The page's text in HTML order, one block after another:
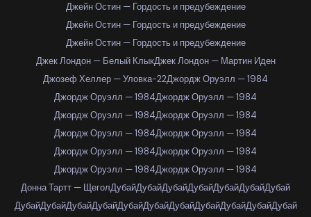
Джейн Остин — Гордость и предубеждение
Джейн Остин — Гордость и предубеждение
Джейн Остин — Гордость и предубеждение
Джек Лондон — Белый КлыкДжек Лондон — Мартин Иден
Джозеф Хеллер — Уловка-22Джордж Оруэлл — 1984
Джордж Оруэлл — 1984Джордж Оруэлл — 1984
Джордж Оруэлл — 1984Джордж Оруэлл — 1984
Джордж Оруэлл — 1984Джордж Оруэлл — 1984
Джордж Оруэлл — 1984Джордж Оруэлл — 1984
Джордж Оруэлл — 1984Джордж Оруэлл — 1984
Донна Тартт — ЩеголДубайДубайДубайДубайДубайДубайДубай
ДубайДубайДубайДубайДубайДубайДубайДубайДубайДубайДубай